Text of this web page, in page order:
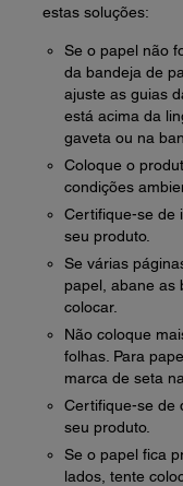
estas soluções:
Se o papel não
da bandeja de
ajuste as guias
está acima da
gaveta ou na
Coloque o
condições
Certifique-se de
seu produto.
Se várias
papel, abane as
colocar.
Não coloque
folhas. Para
marca de seta
Certifique-se de
seu produto.
Se o papel fica
lados, tente